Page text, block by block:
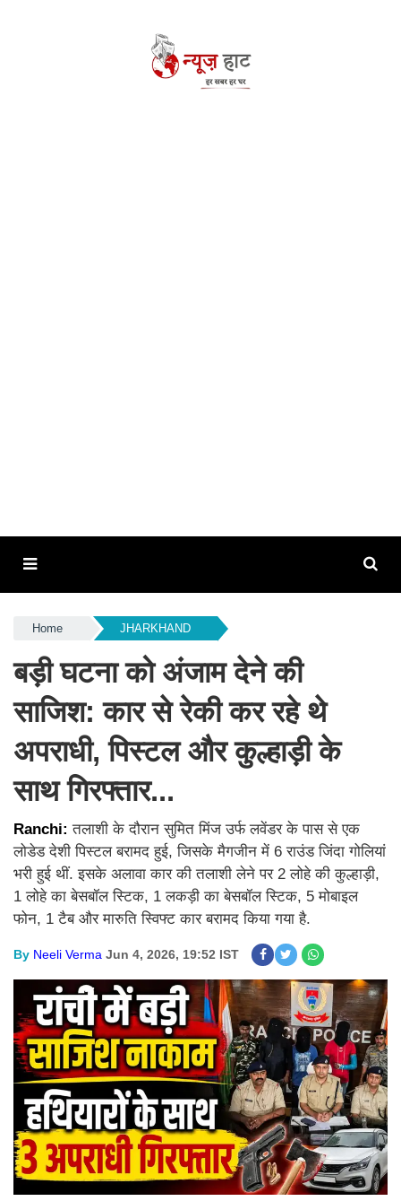
Home JHARKHAND
बड़ी घटना को अंजाम देने की
साजिश: कार से रेकी कर रहे थे
अपराधी, पिस्टल और कुल्हाड़ी के
साथ गिरफ्तार...
Ranchi: तलाशी के दौरान सुमित मिंज उर्फ लवेंडर के पास से एक
लोडेड देशी पिस्टल बरामद हुई, जिसके मैगजीन में 6 राउंड जिंदा गोलियां
भरी हुई थीं. इसके अलावा कार की तलाशी लेने पर 2 लोहे की कुल्हाड़ी,
1 लोहे का बेसबॉल स्टिक, 1 लकड़ी का बेसबॉल स्टिक, 5 मोबाइल
फोन, 1 टैब और मारुति स्विफ्ट कार बरामद किया गया है.
By Neeli Verma Jun 4, 2026, 19:52 IST